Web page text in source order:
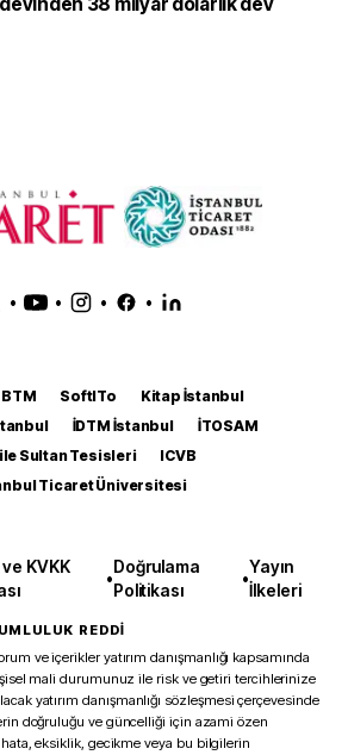
38 milyar dolarlık dev
• • • •
BTM SoftITo
Kitap İstanbul
İDTM İstanbul
İTOSAM
Sultan Tesisleri
ICVB
Ticaret Üniversitesi
KVKK
•
Doğrulama
Politikası
•
Yayın
İlkeleri
REDDİ
ve içerikler yatırım danışmanlığı kapsamında
mali durumunuz ile risk ve getiri tercihlerinize
yatırım danışmanlığı sözleşmesi çerçevesinde
doğruluğu ve güncelliği için azami özen
eksiklik, gecikme veya bu bilgilerin